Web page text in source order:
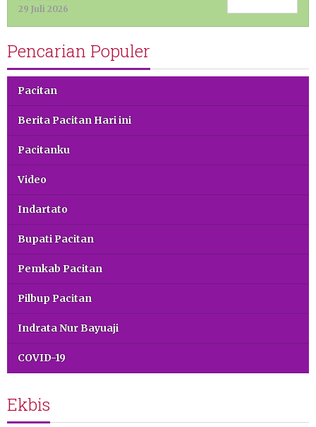
29 Juli 2026
Pencarian Populer
Pacitan
Berita Pacitan Hari ini
Pacitanku
Video
Indartato
Bupati Pacitan
Pemkab Pacitan
Pilbup Pacitan
Indrata Nur Bayuaji
COVID-19
Ekbis